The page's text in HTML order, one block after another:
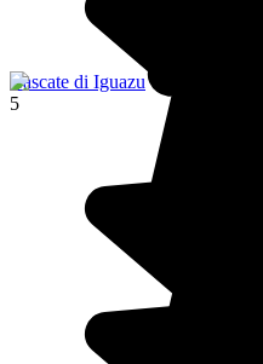
Cascate di Iguazu
5